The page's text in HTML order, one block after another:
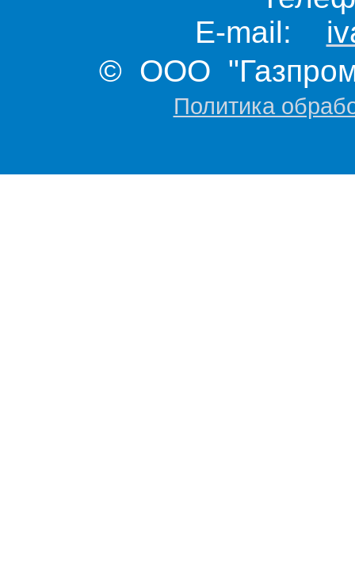
E-mail:
© ООО "Газпром
Политика